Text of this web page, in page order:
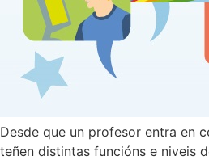
Desde que un profesor entra en
teñen distintas funcións e niveis